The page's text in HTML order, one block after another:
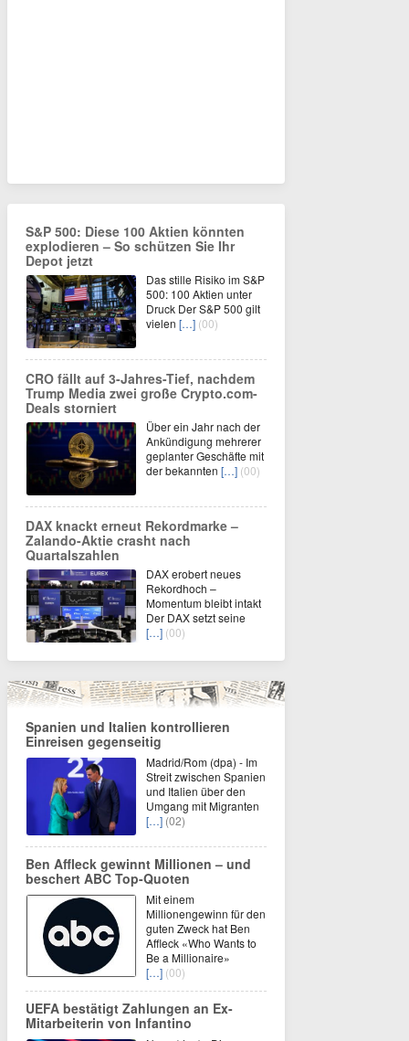
S&P 500: Diese 100 Aktien könnten
explodieren – So schützen Sie Ihr
Depot jetzt
Das stille Risiko im S&P
500: 100 Aktien unter
Druck Der S&P 500 gilt
vielen […] (00)
CRO fällt auf 3-Jahres-Tief, nachdem
Trump Media zwei große Crypto.com-
Deals storniert
Über ein Jahr nach der
Ankündigung mehrerer
geplanter Geschäfte mit
der bekannten […] (00)
DAX knackt erneut Rekordmarke –
Zalando-Aktie crasht nach
Quartalszahlen
DAX erobert neues
Rekordhoch –
Momentum bleibt intakt
Der DAX setzt seine
[…] (00)
Spanien und Italien kontrollieren
Einreisen gegenseitig
Madrid/Rom (dpa) - Im
Streit zwischen Spanien
und Italien über den
Umgang mit Migranten
[…] (02)
Ben Affleck gewinnt Millionen – und
beschert ABC Top-Quoten
Mit einem
Millionengewinn für den
guten Zweck hat Ben
Affleck «Who Wants to
Be a Millionaire»
[…] (00)
UEFA bestätigt Zahlungen an Ex-
Mitarbeiterin von Infantino